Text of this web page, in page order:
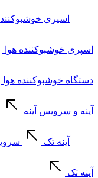
اسپری
اسپری خوشبوکننده هوا
دستگاه خوشبوکننده هوا
آینه و سرویس آینه
آینه تک
آینه تک